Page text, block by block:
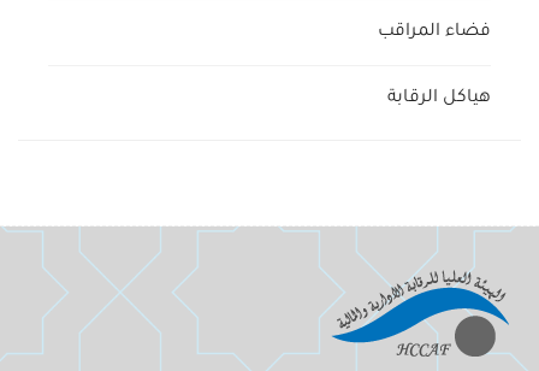
فضاء المراقب
هياكل الرقابة